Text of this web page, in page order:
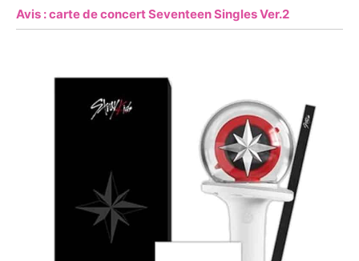
Avis : carte de concert Seventeen Singles Ver.2